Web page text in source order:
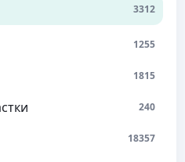
3312
1255
1815
240
18357